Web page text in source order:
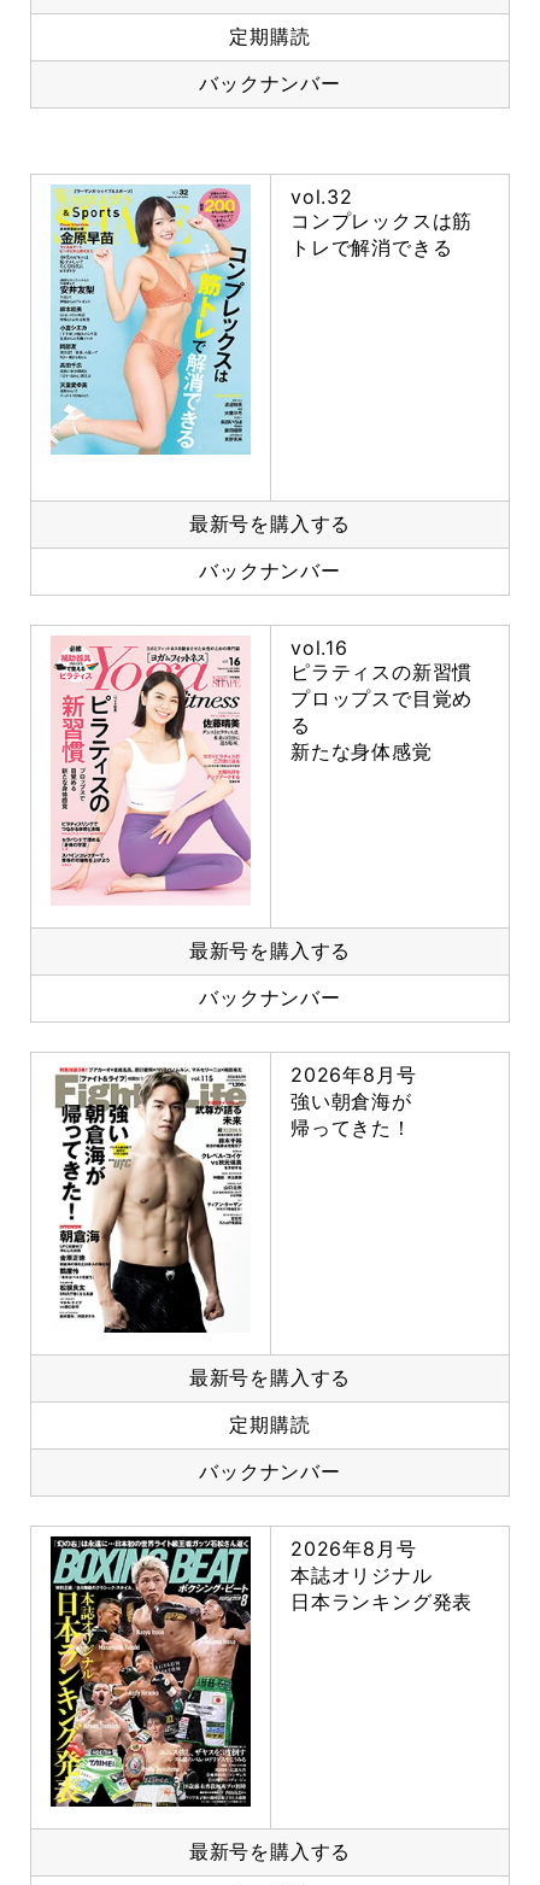
定期購読
バックナンバー
vol.32
コンプレックスは筋
トレで解消できる
最新号を購入する
バックナンバー
vol.16
ピラティスの新習慣
プロップスで目覚め
る
新たな身体感覚
最新号を購入する
バックナンバー
2026年8月号
強い朝倉海が
帰ってきた！
最新号を購入する
定期購読
バックナンバー
2026年8月号
本誌オリジナル
日本ランキング発表
最新号を購入する